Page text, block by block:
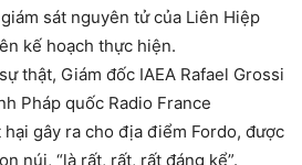
sát nguyên tử của Liên Hiệp
kế hoạch thực hiện.
thật, Giám đốc IAEA Rafael Grossi
Pháp quốc Radio France
gây ra cho địa điểm Fordo, được
núi, “là rất, rất, rất đáng kể”.